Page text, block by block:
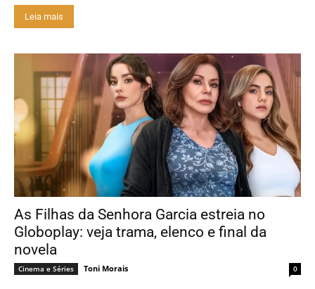
Leia mais
As Filhas da Senhora Garcia estreia no
Globoplay: veja trama, elenco e final da
novela
Cinema e Séries Toni Morais 0